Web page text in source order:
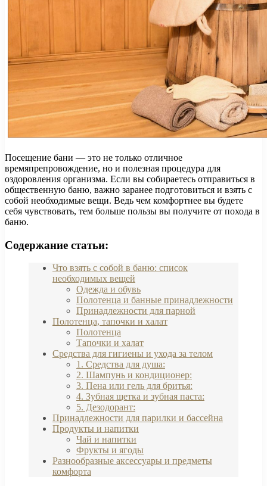
Посещение бани — это не только отличное
времяпрепровождение, но и полезная процедура для
оздоровления организма. Если вы собираетесь отправиться в
общественную баню, важно заранее подготовиться и взять с
собой необходимые вещи. Ведь чем комфортнее вы будете
себя чувствовать, тем больше пользы вы получите от похода в
баню.
Содержание статьи:
Что взять с собой в баню: список
необходимых вещей
Одежда и обувь
Полотенца и банные принадлежности
Принадлежности для парной
Полотенца, тапочки и халат
Полотенца
Тапочки и халат
Средства для гигиены и ухода за телом
1. Средства для душа:
2. Шампунь и кондиционер:
3. Пена или гель для бритья:
4. Зубная щетка и зубная паста:
5. Дезодорант:
Принадлежности для парилки и бассейна
Продукты и напитки
Чай и напитки
Фрукты и ягоды
Разнообразные аксессуары и предметы
комфорта